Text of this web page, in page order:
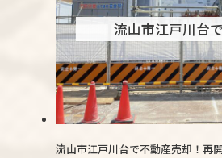
流山市江戸川台
流山市江戸川台で不動産売却！再